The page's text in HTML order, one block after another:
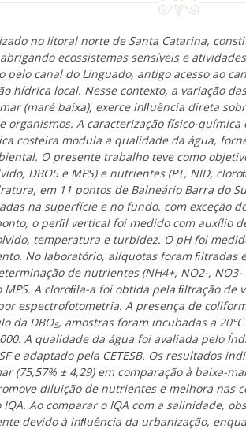
no litoral norte de Santa Catarina,
ecossistemas sensíveis e
pelo canal do Linguado, antigo acesso ao
hídrica local. Nesse contexto, a variação
(maré baixa), exerce inﬂuência direta
organismos. A caracterização físico-
costeira modula a qualidade da água,
O presente trabalho teve como
DBO5 e MPS) e nutrientes (PT, NID,
em 11 pontos de Balneário Barra do
na superfície e no fundo, com exceção
o perﬁl vertical foi medido com auxílio
temperatura e turbidez. O pH foi
No laboratório, alíquotas foram ﬁltradas
de nutrientes (NH4+, NO2-,
A cloroﬁla-a foi obtida pela ﬁltração de
espectrofotometria. A presença de
da DBO5, amostras foram incubadas a
A qualidade da água foi avaliada pelo
e adaptado pela CETESB. Os resultados
(75,57% ± 4,29) em comparação à baixa-
diluição de nutrientes e melhora nas
Ao comparar o IQA com a salinidade,
devido à inﬂuência da urbanização,